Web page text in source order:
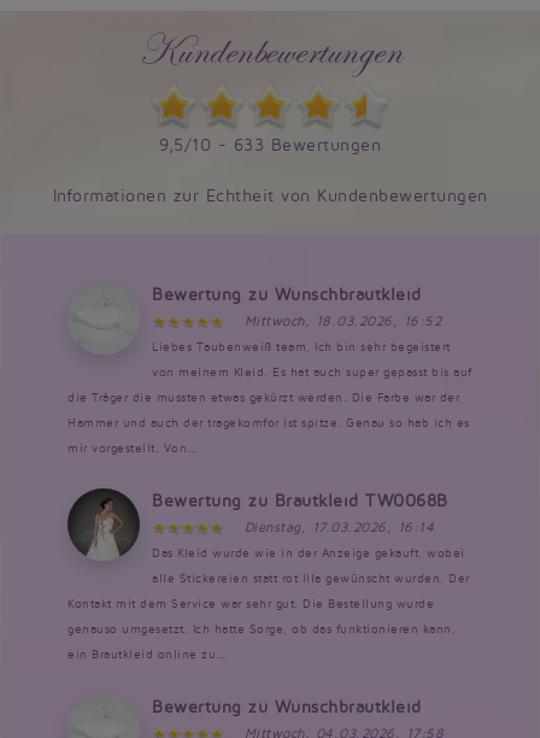
Kundenbewertungen
9,5/10 - 633 Bewertungen
Informationen zur Echtheit von Kundenbewertungen
Bewertung zu Wunschbrautkleid
Mittwoch, 18.03.2026, 16:52
Liebes Taubenweiß team, Ich bin sehr begeistert
von meinem Kleid. Es hat auch super gepasst bis auf
die Träger die mussten etwas gekürzt werden. Die Farbe war der
Hammer und auch der tragekomfor ist spitze. Genau so hab ich es
mir vorgestellt. Von...
Bewertung zu Brautkleid TW0068B
Dienstag, 17.03.2026, 16:14
Das Kleid wurde wie in der Anzeige gekauft, wobei
alle Stickereien statt rot lila gewünscht wurden. Der
Kontakt mit dem Service war sehr gut. Die Bestellung wurde
genauso umgesetzt. Ich hatte Sorge, ob das funktionieren kann,
ein Brautkleid online zu...
Bewertung zu Wunschbrautkleid
Mittwoch, 04.03.2026, 17:58